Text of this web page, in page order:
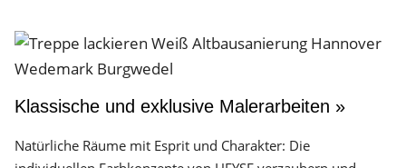
Klassische und exklusive Malerarbeiten »
Natürliche Räume mit Esprit und Charakter: Die